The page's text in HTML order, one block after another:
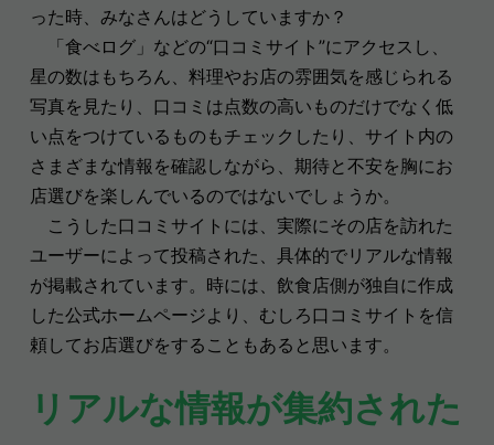
った時、みなさんはどうしていますか？
「食べログ」などの“口コミサイト”にアクセスし、
星の数はもちろん、料理やお店の雰囲気を感じられる
写真を見たり、口コミは点数の高いものだけでなく低
い点をつけているものもチェックしたり、サイト内の
さまざまな情報を確認しながら、期待と不安を胸にお
店選びを楽しんでいるのではないでしょうか。
こうした口コミサイトには、実際にその店を訪れた
ユーザーによって投稿された、具体的でリアルな情報
が掲載されています。時には、飲食店側が独自に作成
した公式ホームページより、むしろ口コミサイトを信
頼してお店選びをすることもあると思います。
リアルな情報が集約された